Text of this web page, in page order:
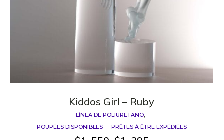
Kiddos Girl – Ruby
LÍNEA DE POLIURETANO
POUPÉES DISPONIBLES — PRÊTES À ÊTRE EXPÉDIÉES